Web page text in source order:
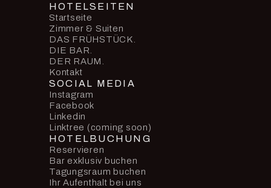
HOTELSEITEN
Startseite
Zimmer & Suiten
DAS FRÜHSTÜCK.
DIE BAR.
DER RAUM.
Kontakt
SOCIAL MEDIA
Instagram
Facebook
Linkedin
Linktree (coming soon)
HOTELBUCHUNG
Reservieren
Bar exklusiv buchen
Tagungsraum buchen
Ihr Aufenthalt bei uns